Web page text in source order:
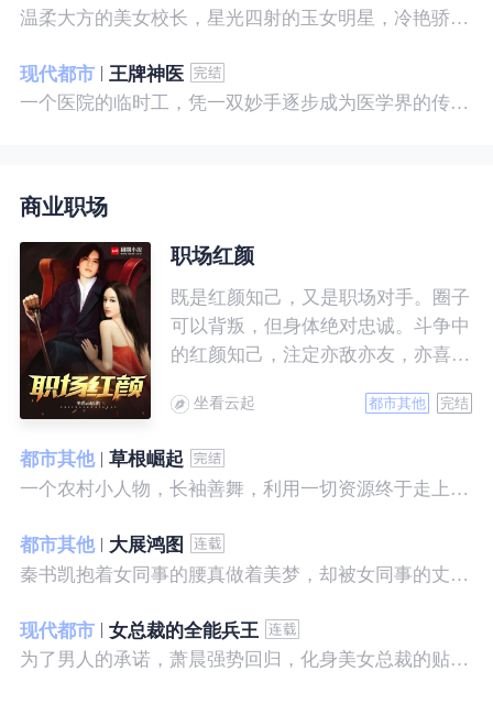
温柔大方的美女校长，星光四射的玉女明星，冷艳骄傲的美女特工，一个二个，全都跑来，撒娇撒赖的要他做她们的私房保镖，这是为什么呢？
现代都市
王牌神医
一个医院的临时工，凭一双妙手逐步成为医学界的传奇！ 一个社会底层的小人物，靠一腔热血成为人世间的枭王！ 当佛已经无能为力，便由我来普渡众生——杨风。
商业职场
职场红颜
既是红颜知己，又是职场对手。圈子
可以背叛，但身体绝对忠诚。斗争中
的红颜知己，注定亦敌亦友，亦喜亦
坐看云起 都市其他 完结
都市其他
草根崛起
一个农村小人物，长袖善舞，利用一切资源终于走上人生巅峰
都市其他
大展鸿图
秦书凯抱着女同事的腰真做着美梦，却被女同事的丈夫发现，解释说是正常工作......被打击报复，得到漂亮女邻居的帮助，从此不断高升……
现代都市
女总裁的全能兵王
为了男人的承诺，萧晨强势回归，化身美女总裁的贴身保镖，横扫八方之敌，谱写王者传奇！